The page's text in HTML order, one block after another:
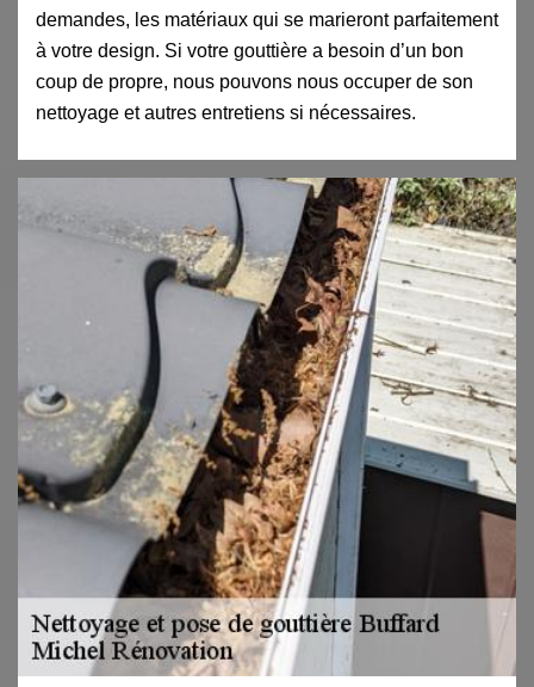
demandes, les matériaux qui se marieront parfaitement
à votre design. Si votre gouttière a besoin d’un bon
coup de propre, nous pouvons nous occuper de son
nettoyage et autres entretiens si nécessaires.